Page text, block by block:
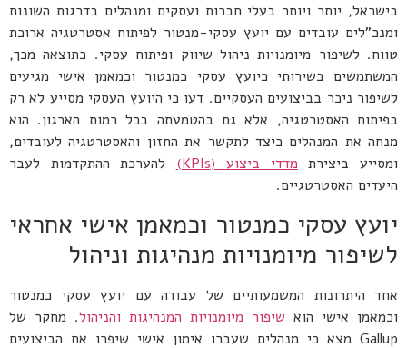
בישראל, יותר ויותר בעלי חברות ועסקים ומנהלים בדרגות השונות
ומנכ"לים עובדים עם יועץ עסקי-מנטור לפיתוח אסטרטגיה ארוכת
טווח. לשיפור מיומנויות ניהול שיווק ופיתוח עסקי. כתוצאה מכך,
המשתמשים בשירותי כיועץ עסקי כמנטור וכמאמן אישי מגיעים
לשיפור ניכר בביצועים העסקיים. דעו כי היועץ העסקי מסייע לא רק
בפיתוח האסטרטגיה, אלא גם בהטמעתה בכל רמות הארגון. הוא
מנחה את המנהלים כיצד לתקשר את החזון והאסטרטגיה לעובדים,
ומסייע ביצירת מדדי ביצוע (KPIs)
להערכת ההתקדמות לעבר
היעדים האסטרטגיים.
יועץ עסקי כמנטור וכמאמן אישי אחראי
לשיפור מיומנויות מנהיגות וניהול
אחד היתרונות המשמעותיים של עבודה עם יועץ עסקי כמנטור
וכמאמן אישי הוא שיפור מיומנויות המנהיגות והניהול. מחקר של
Gallup מצא כי מנהלים שעברו אימון אישי שיפרו את הביצועים